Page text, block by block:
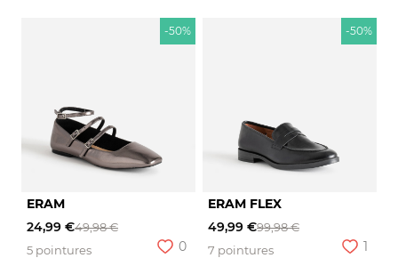
-50%
ERAM
24,99 €49,98 €
5 pointures
0
-50%
ERAM FLEX
49,99 €99,98 €
7 pointures
1